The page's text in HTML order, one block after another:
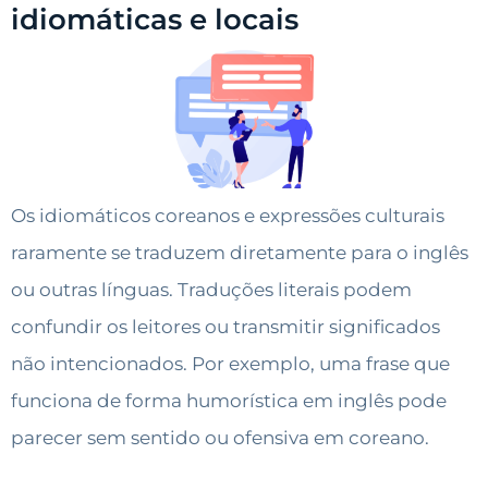
idiomáticas e locais
Os idiomáticos coreanos e expressões culturais
raramente se traduzem diretamente para o inglês
ou outras línguas. Traduções literais podem
confundir os leitores ou transmitir significados
não intencionados. Por exemplo, uma frase que
funciona de forma humorística em inglês pode
parecer sem sentido ou ofensiva em coreano.